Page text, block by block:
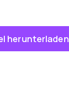
herunterladen